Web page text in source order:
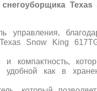
Texas
управления,
Snow King
компактность,
удобной как в